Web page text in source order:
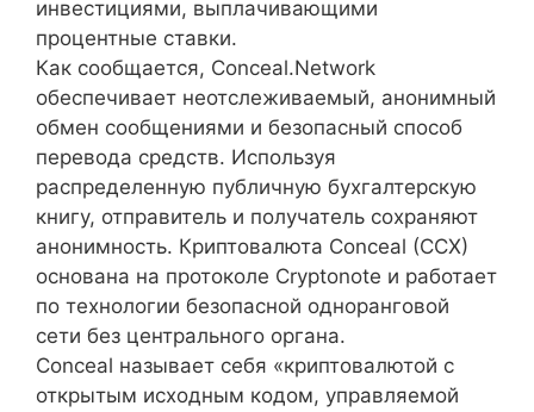
инвестициями, выплачивающими
процентные ставки.
Как сообщается, Conceal.Network
обеспечивает неотслеживаемый, анонимный
обмен сообщениями и безопасный способ
перевода средств. Используя
распределенную публичную бухгалтерскую
книгу, отправитель и получатель сохраняют
анонимность. Криптовалюта Conceal (CCX)
основана на протоколе Cryptonote и работает
по технологии безопасной одноранговой
сети без центрального органа.
Conceal называет себя «криптовалютой с
открытым исходным кодом, управляемой